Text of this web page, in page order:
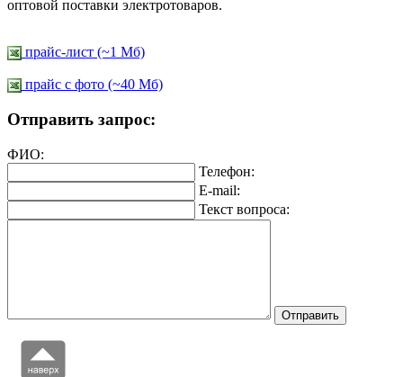
оптовой поставки электротоваров.
прайс-лист (~1 Мб)
прайс c фото (~40 Мб)
Отправить запрос:
ФИО:
Телефон:
E-mail:
Текст вопроса: